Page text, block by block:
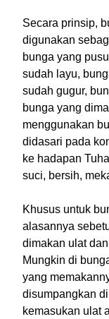
Secara prinsip,
digunakan
bunga yang
sudah layu,
sudah gugur,
bunga yang
menggunakan
didasari pada
ke hadapan
suci, bersih,
Khusus untuk
alasannya
dimakan ulat
Mungkin di
yang
disumpangkan
kemasukan ulat